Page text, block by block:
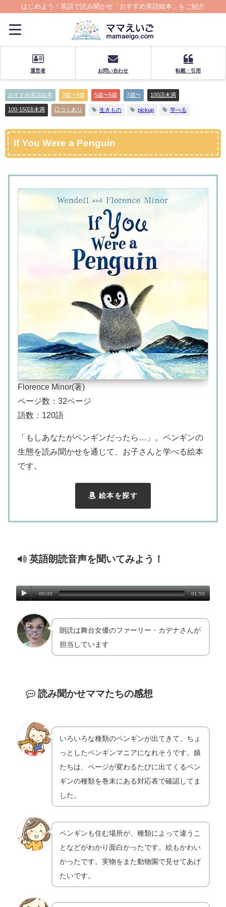
はじめよう！英語で読み聞かせ「おすすめ英語絵本」をご紹介
運営者 お問い合わせ 転載・引用
おすすめ英語絵本 3歳〜4歳 5歳〜6歳 7歳〜 100語未満
100-150語未満 口コミあり 生きもの pickup 学べる
If You Were a Penguin
Florence Minor(著)
ページ数：32ページ
語数：120語
「もしあなたがペンギンだったら…」。ペンギンの
生態を読み聞かせを通じて、お子さんと学べる絵本
です。
絵本を探す
英語朗読音声を聞いてみよう！
00:00 01:55
朗読は舞台女優のファーリー・カデナさんが
担当しています
読み聞かせママたちの感想
いろいろな種類のペンギンが出てきて、ちょ
っとしたペンギンマニアになれそうです。娘
たちは、ページが変わるたびに出てくるペン
ギンの種類を巻末にある対応表で確認してま
した。
ペンギンも住む場所が、種類によって違うこ
となどがわかり面白かったです。絵もかわい
かったです。実物をまた動物園で見せてあげ
たいです。